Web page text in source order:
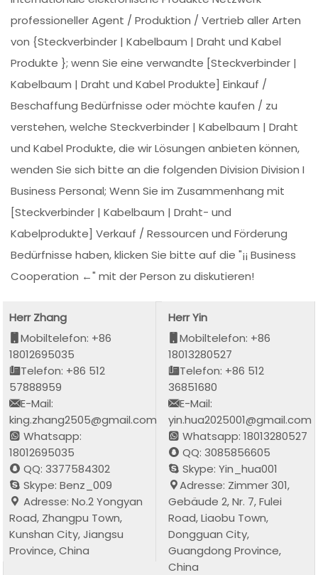
professioneller Agent / Produktion / Vertrieb aller Arten
von {Steckverbinder | Kabelbaum | Draht und Kabel
Produkte }; wenn Sie eine verwandte [Steckverbinder |
Kabelbaum | Draht und Kabel Produkte] Einkauf /
Beschaffung Bedürfnisse oder möchte kaufen / zu
verstehen, welche Steckverbinder | Kabelbaum | Draht
und Kabel Produkte, die wir Lösungen anbieten können,
wenden Sie sich bitte an die folgenden Division Division I
Business Personal; Wenn Sie im Zusammenhang mit
[Steckverbinder | Kabelbaum | Draht- und
Kabelprodukte] Verkauf / Ressourcen und Förderung
Bedürfnisse haben, klicken Sie bitte auf die "¡¡ Business
Cooperation ←" mit der Person zu diskutieren!
Herr Zhang
Mobiltelefon: +86
18012695035
Telefon: +86 512
57888959
E-Mail:
king.zhang2505@gmail.com
Whatsapp:
18012695035
QQ: 3377584302
Skype: Benz_009
Adresse: No.2 Yongyan
Road, Zhangpu Town,
Kunshan City, Jiangsu
Province, China
Herr Yin
Mobiltelefon: +86
18013280527
Telefon: +86 512
36851680
E-Mail:
yin.hua2025001@gmail.com
Whatsapp: 18013280527
QQ: 3085856605
Skype: Yin_hua001
Adresse: Zimmer 301,
Gebäude 2, Nr. 7, Fulei
Road, Liaobu Town,
Dongguan City,
Guangdong Province,
China